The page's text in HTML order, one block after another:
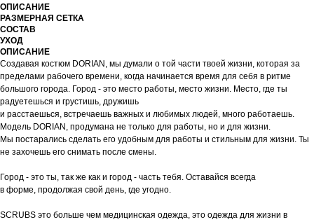
ОПИСАНИЕ
РАЗМЕРНАЯ СЕТКА
СОСТАВ
УХОД
ОПИСАНИЕ
Создавая костюм DORIAN, мы думали о той части твоей жизни, которая за
пределами рабочего времени, когда начинается время для себя в ритме
большого города. Город - это место работы, место жизни. Место, где ты
радуетешься и грустишь, дружишь
и расстаешься, встречаешь важных и любимых людей, много работаешь.
Модель DORIAN, продумана не только для работы, но и для жизни.
Мы постарались сделать его удобным для работы и стильным для жизни. Ты
не захочешь его снимать после смены.
Город - это ты, так же как и город - часть тебя. Оставайся всегда
в форме, продолжая свой день, где угодно.
SCRUBS это больше чем медицинская одежда, это одежда для жизни в